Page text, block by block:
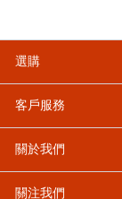
選購
客戶服務
關於我們
關注我們